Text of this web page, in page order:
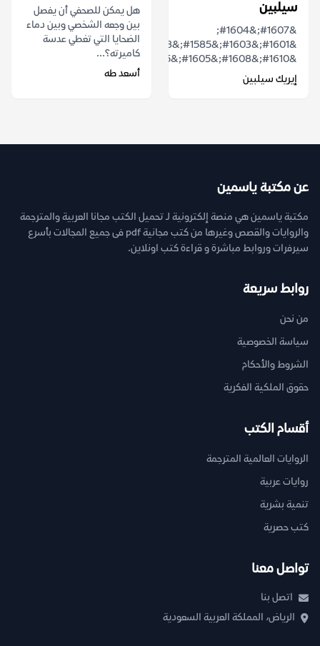
سيلبين
&#1607;&#1604;
&#1610;&#1608;&#1605;&#1575;&#1611;...
إيريك سيلبين
هل يمكن للصحفي أن يفصل
بين وجعه الشخصي وبين دماء
الضحايا التي تغطي عدسة
كاميرته؟...
أسعد طه
عن مكتبة ياسمين
مكتبة ياسمين هي منصة إلكترونية لـ تحميل الكتب مجانا العربية والمترجمة
والروايات والقصص وغيرها من كتب مجانية pdf فى جميع المجالات بأسرع
سيرفرات وروابط مباشرة و قراءة كتب اونلاين.
روابط سريعة
من نحن
سياسة الخصوصية
الشروط والأحكام
حقوق الملكية الفكرية
أقسام الكتب
الروايات العالمية المترجمة
روايات عربية
تنمية بشرية
كتب حصرية
تواصل معنا
اتصل بنا
الرياض، المملكة العربية السعودية